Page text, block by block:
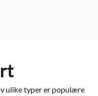
ulike typer er populære